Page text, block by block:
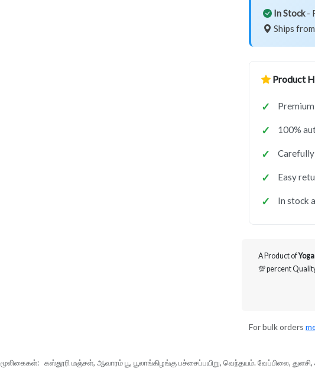
In Stock-
Ships
Product
100%
Easy
In stock
A Product of
💯 percent
For bulk orders
மூலிகைகள்: கஸ்தூரி மஞ்சள், ஆவாரம் பூ, பூலாங்கிழங்கு பச்சைப்பயிறு, வெந்தயம். வேப்பிலை,